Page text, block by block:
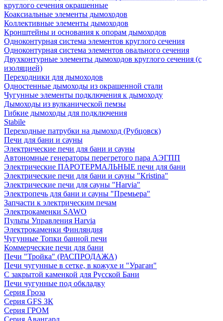
круглого сечения окрашенные
Коаксиальные элементы дымоходов
Коллективные элементы дымоходов
Кронштейны и основания к опорам дымоходов
Одноконтурная система элементов круглого сечения
Одноконтурная система элементов овального сечения
Двухконтурные элементы дымоходов круглого сечения (с
изоляцией)
Переходники для дымоходов
Одностенные дымоходы из окрашенной стали
Чугунные элементы подключения к дымоходу
Дымоходы из вулканической пемзы
Гибкие дымоходы для подключения
Stabile
Переходные патрубки на дымоход (Рубцовск)
Печи для бани и сауны
Электрические печи для бани и сауны
Автономные генераторы перегретого пара АЭГПП
Электрические ПАРОТЕРМАЛЬНЫЕ печи для бани
Электрические печи для бани и сауны "Кristina"
Электрические печи для сауны "Harvia"
Электропечь для бани и сауны "Премьера"
Запчасти к электрическим печам
Электрокаменки SAWO
Пульты Управления Harvia
Электрокаменки Финляндия
Чугунные Топки банной печи
Коммерческие печи для бани
Печи "Тройка" (РАСПРОДАЖА)
Печи чугунные в сетке, в кожухе и "Ураган"
С закрытой каменкой для Русской Бани
Печи чугунные под обкладку
Серия Гроза
Серия GFS ЗК
Серия ГРОМ
Серия Авангард